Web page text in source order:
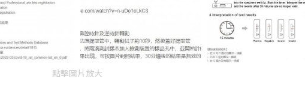
點擊圖片放大